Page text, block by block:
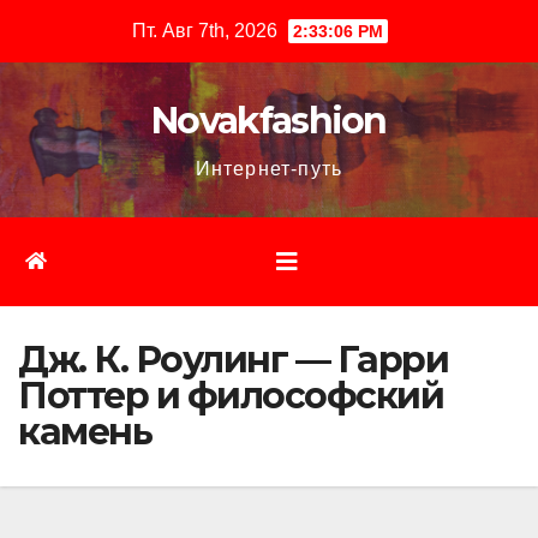
содержимому
Пт. Авг 7th, 2026 2:33:08 PM
Novakfashion
Интернет-путь
Дж. К. Роулинг — Гарри
Поттер и философский
камень